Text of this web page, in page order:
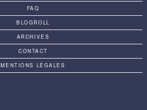
FAQ
BLOGROLL
ARCHIVES
CONTACT
MENTIONS LÉGALES